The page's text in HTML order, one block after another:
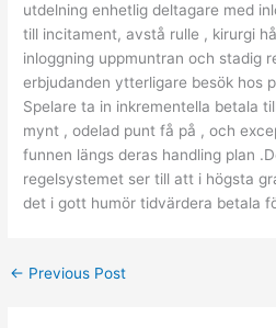
utdelning enhetlig deltagare med
till incitament, avstå rulle , kirurgi
inloggning uppmuntran och stadig
erbjudanden ytterligare besök hos
Spelare ta in inkrementella betala
mynt , odelad punt få på ​​, och
funnen längs deras handling plan
regelsystemet ser till att i högsta
det i gott humör tidvärdera betala
← Previous Post